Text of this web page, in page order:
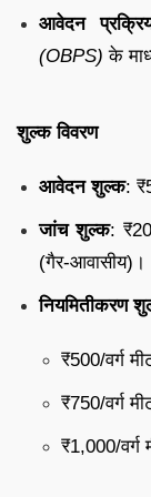
आवेदन
(OBPS) के
शुल्क विवरण
आवेदन शुल्क:
जांच शुल्क: ₹20
(गैर-आवासीय)।
नियमितीकरण
₹500/वर्ग
₹750/वर्ग
₹1,000/वर्ग